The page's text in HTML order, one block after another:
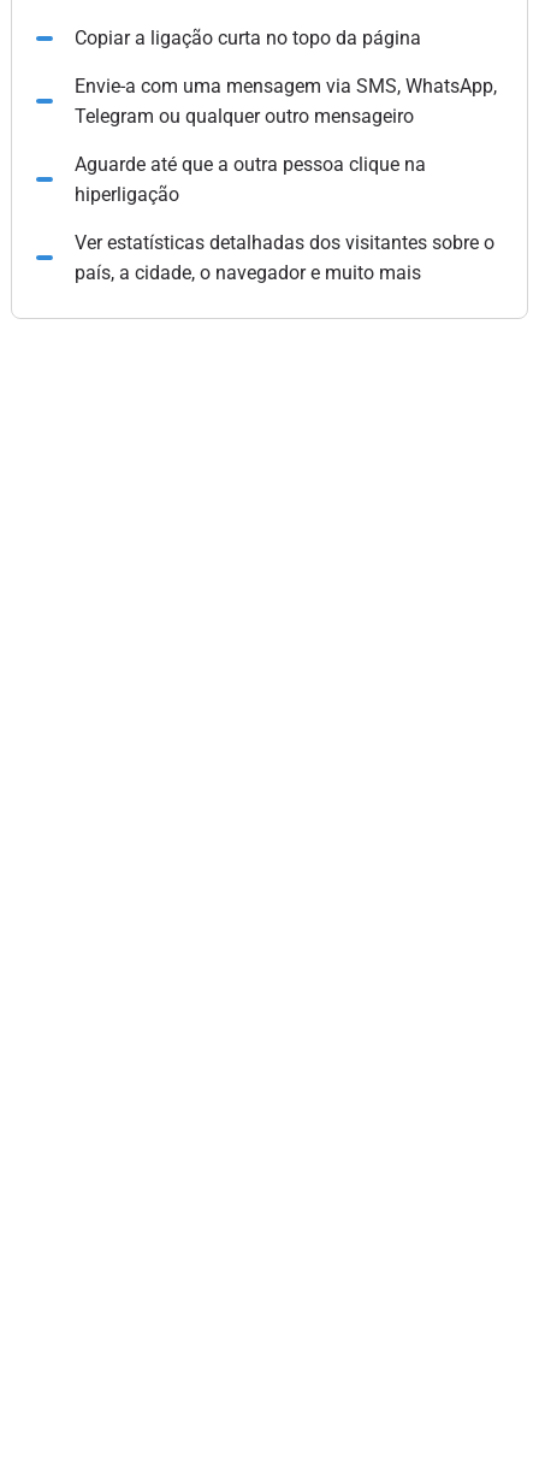
Copiar a ligação curta no topo da página
Envie-a com uma mensagem via SMS, WhatsApp,
Telegram ou qualquer outro mensageiro
Aguarde até que a outra pessoa clique na
hiperligação
Ver estatísticas detalhadas dos visitantes sobre o
país, a cidade, o navegador e muito mais